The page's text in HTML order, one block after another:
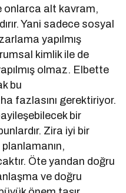
onlarca alt kavram,
Yani sadece sosyal
yapılmış
kimlik ile de
olmaz. Elbette
bu
fazlasını gerektiriyor.
bir
Zira iyi bir
Öte yandan doğru
ve doğru